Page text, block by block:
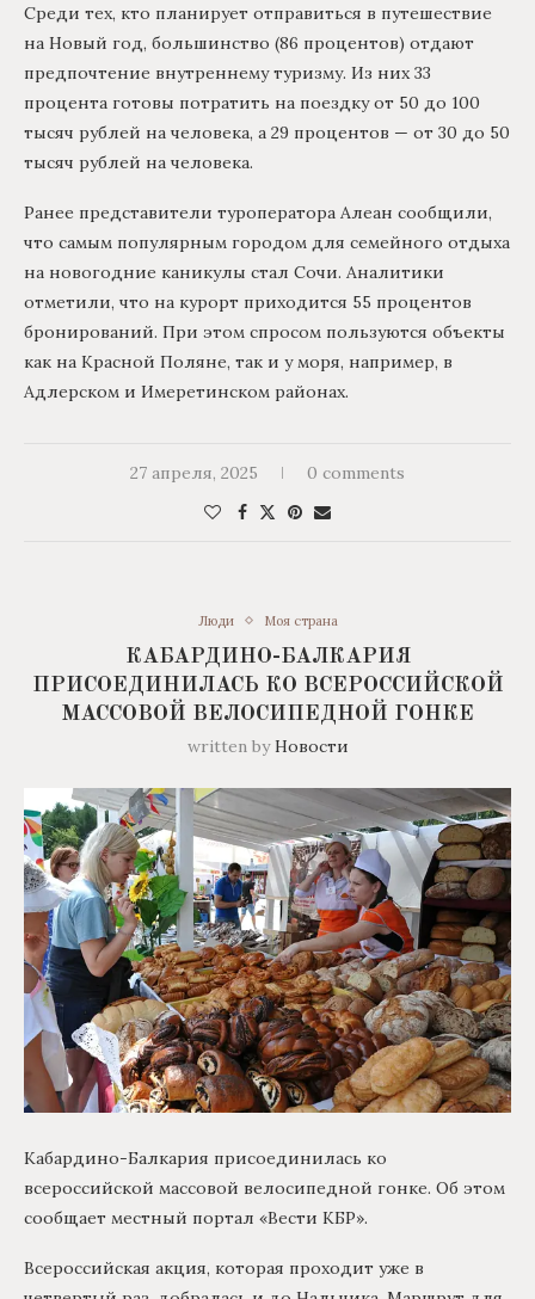
Среди тех, кто планирует отправиться в путешествие
на Новый год, большинство (86 процентов) отдают
предпочтение внутреннему туризму. Из них 33
процента готовы потратить на поездку от 50 до 100
тысяч рублей на человека, а 29 процентов — от 30 до 50
тысяч рублей на человека.
Ранее представители туроператора Алеан сообщили,
что самым популярным городом для семейного отдыха
на новогодние каникулы стал Сочи. Аналитики
отметили, что на курорт приходится 55 процентов
бронирований. При этом спросом пользуются объекты
как на Красной Поляне, так и у моря, например, в
Адлерском и Имеретинском районах.
27 апреля, 2025 0 comments
Люди Моя страна
КАБАРДИНО-БАЛКАРИЯ
ПРИСОЕДИНИЛАСЬ КО ВСЕРОССИЙСКОЙ
МАССОВОЙ ВЕЛОСИПЕДНОЙ ГОНКЕ
written byНовости
Кабардино-Балкария присоединилась ко
всероссийской массовой велосипедной гонке. Об этом
сообщает местный портал «Вести КБР».
Всероссийская акция, которая проходит уже в